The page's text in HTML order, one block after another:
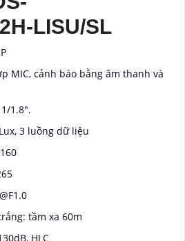
LISU/SL
MIC, cảnh báo bằng âm thanh và
1.8".
3 luồng dữ liệu
tầm xa 60m
HLC